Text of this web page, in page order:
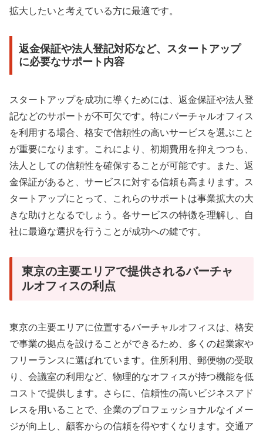
拡大したいと考えている方に最適です。
返金保証や法人登記対応など、スタートアップ
に必要なサポート内容
スタートアップを成功に導くためには、返金保証や法人登
記などのサポートが不可欠です。特にバーチャルオフィス
を利用する場合、格安で信頼性の高いサービスを選ぶこと
が重要になります。これにより、初期費用を抑えつつも、
法人としての信頼性を確保することが可能です。また、返
金保証があると、サービスに対する信頼も高まります。ス
タートアップにとって、これらのサポートは事業拡大の大
きな助けとなるでしょう。各サービスの特徴を理解し、自
社に最適な選択を行うことが成功への鍵です。
東京の主要エリアで提供されるバーチャ
ルオフィスの利点
東京の主要エリアに位置するバーチャルオフィスは、格安
で事業の拠点を設けることができるため、多くの起業家や
フリーランスに選ばれています。住所利用、郵便物の受取
り、会議室の利用など、物理的なオフィスが持つ機能を低
コストで提供します。さらに、信頼性の高いビジネスアド
レスを用いることで、企業のプロフェッショナルなイメー
ジが向上し、顧客からの信頼を得やすくなります。交通ア